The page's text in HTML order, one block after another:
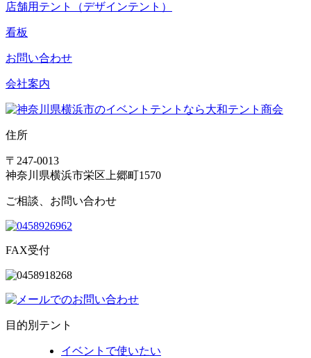
店舗用テント（デザインテント）
看板
お問い合わせ
会社案内
住所
〒247-0013
神奈川県横浜市栄区上郷町1570
ご相談、お問い合わせ
FAX受付
目的別テント
イベントで使いたい